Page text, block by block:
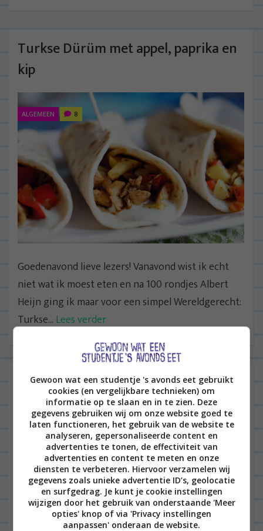
Turkse Dürüm met appel, paprika en
kip
ALGEMEEN 8
Goedenavond lieve lezers! Vanavond wist ik echt
niet wat ik moest eten en na 100 rondjes Albert
Heijn ging ik maar voor een simpel Wereldgerecht:
Turkse... Lees verder
Mexicaanse wraps!
ALGEMEEN 0
Gewoon wat een studentje 's avonds eet gebruikt
cookies (en vergelijkbare technieken) om
informatie op te slaan en in te zien. Deze
gegevens gebruiken wij om onze website goed te
laten functioneren, het gebruik van de website te
analyseren, gepersonaliseerde content en
advertenties te tonen, de effectiviteit van
advertenties en content te meten en onze
diensten te verbeteren. Hiervoor verzamelen wij
gegevens zoals unieke advertentie ID’s, geolocatie
en surfgedrag. Je kunt je cookie instellingen
wijzigen door het gebruik van onderstaande 'Meer
opties' knop of via 'Privacy instellingen
aanpassen' onderaan de website.